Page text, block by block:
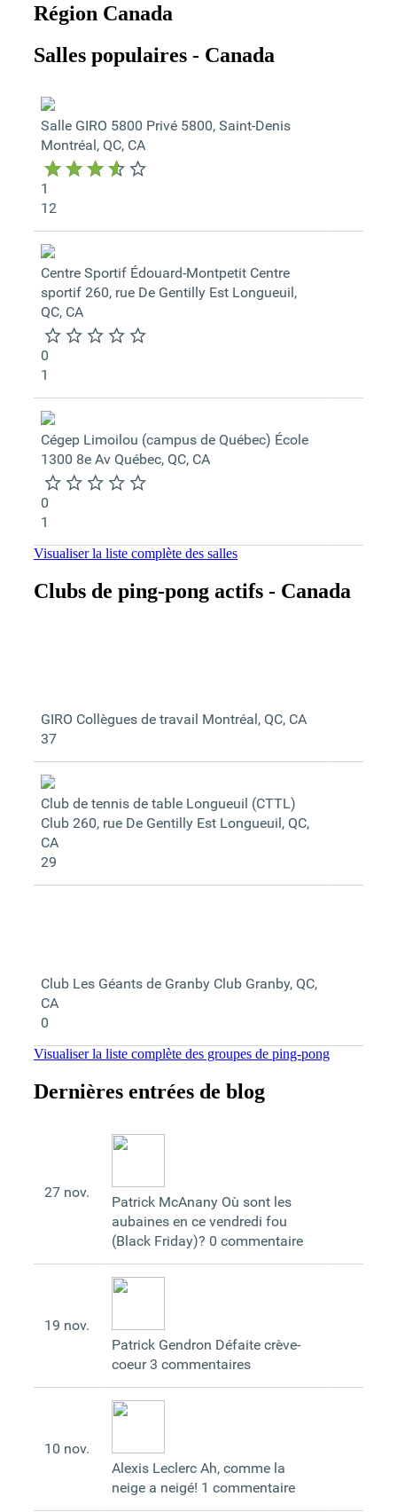
Région Canada
Salles populaires - Canada
Salle GIRO 5800 Privé 5800, Saint-Denis
Montréal, QC, CA
1
12
Centre Sportif Édouard-Montpetit Centre
sportif 260, rue De Gentilly Est Longueuil,
QC, CA
0
1
Cégep Limoilou (campus de Québec) École
1300 8e Av Québec, QC, CA
0
1
Visualiser la liste complète des salles
Clubs de ping-pong actifs - Canada
GIRO Collègues de travail Montréal, QC, CA
37
Club de tennis de table Longueuil (CTTL)
Club 260, rue De Gentilly Est Longueuil, QC,
CA
29
Club Les Géants de Granby Club Granby, QC,
CA
0
Visualiser la liste complète des groupes de ping-pong
Dernières entrées de blog
27 nov.
Patrick McAnany Où sont les
aubaines en ce vendredi fou
(Black Friday)? 0 commentaire
19 nov.
Patrick Gendron Défaite crève-
coeur 3 commentaires
10 nov.
Alexis Leclerc Ah, comme la
neige a neigé! 1 commentaire